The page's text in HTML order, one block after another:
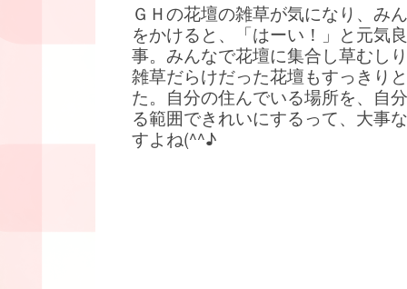
ＧＨの花壇の雑草が気になり、み
をかけると、「はーい！」と元気
事。みんなで花壇に集合し草むし
雑草だらけだった花壇もすっきり
た。自分の住んでいる場所を、自
る範囲できれいにするって、大事
すよね(^^♪